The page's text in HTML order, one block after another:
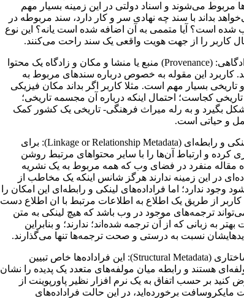
مربوط می‌شوند و اسناد دولتی در این زمینه بسیار مهم
بداند با سند چه نهادی سر و کار دارد، سند مربوطه در
شده است؟ آیا متممی به آن اضافه شده است یانه؟ این نوع
کاربر را از جهت هویت واقعی یک سند راحت می‌کنند.
3. فراداده‌های زادگاهی: (Provenance) منبع یا منشا و مکان و زادگاه یک محتوا
کاربرد این مقوله به خصوص درباره سندهای مربوط به
بسیار مهم است. مثلا کاربر اگر بداند مکان فیزیکی
کجاست؛ احتمال اینکه درباره آن مجسمه تاریخی؛
بگیرد و به رله میراث فرهنگی- تاریخی یک کشور کمک
و حیاتی است.
4. فراداده‌های لینکی و رابطه‌ای (Linkage or Relationship Metadata): برای
کرده و ارتباط آن‌ها را با سایر محتواهای مرتبط روشن
مقاله منفرد در فضای وب که همه مربوط به یک نشریه
در این زمینه ندارند هرگز شانس اینکه یک مخاطب از
وجود ندارد؛ اما فراداده‌های لینکی و رابطه‌ای این امکان را
کاربر از طریق یک اطلاع به اطلاعات مرتبط با ان اطلاع دست
می‌تواند ترجمه‌های موجود در وب باشد که هیچ لینکی به متن
بهتر به زبانی که از آن ترجمه شده‌اند؛ ندارند؛ و بنابراین
نسبت به درستی و صحت ترجمه‌ها تنها می‌گذارند.
5. فراداده‌های ساختاری (Structural Metadata): این فراداده‌ها خاص تبیین
هستند و رابطه میان مولفه‌های متعدد یک پدیده را نشان
کنید بر حسب اتفاق به یک نرم افزار نظیر پاورپوینت از
برخورده‌اید، در این حالت فراداده‌های